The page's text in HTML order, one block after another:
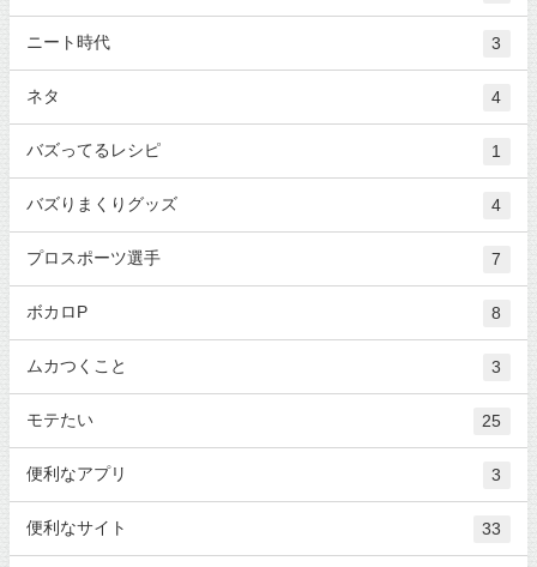
ニート時代 3
ネタ 4
バズってるレシピ 1
バズりまくりグッズ 4
プロスポーツ選手 7
ボカロP 8
ムカつくこと 3
モテたい 25
便利なアプリ 3
便利なサイト 33